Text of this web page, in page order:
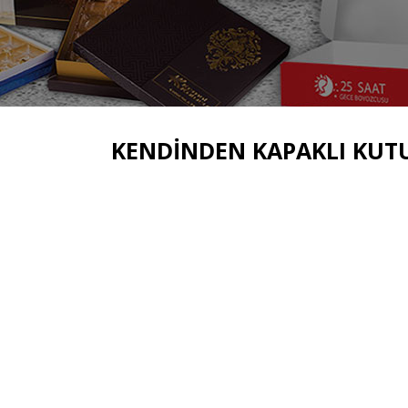
KENDINDEN KAPAKLI